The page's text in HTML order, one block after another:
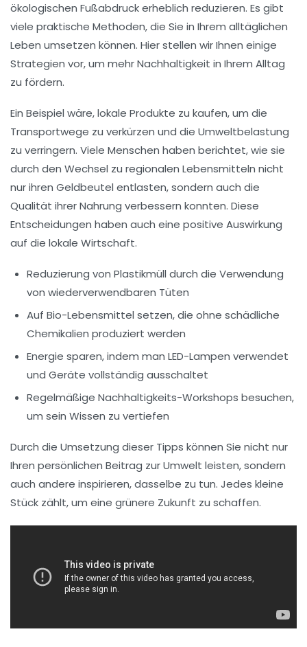
ökologischen Fußabdruck erheblich reduzieren. Es gibt
viele praktische Methoden, die Sie in Ihrem alltäglichen
Leben umsetzen können. Hier stellen wir Ihnen einige
Strategien vor, um mehrNachhaltigkeit in Ihrem Alltag
zu fördern.
Ein Beispiel wäre, lokale Produkte zu kaufen, um die
Transportwege zu verkürzen und die Umweltbelastung
zu verringern. Viele Menschen haben berichtet, wie sie
durch den Wechsel zu regionalen Lebensmitteln nicht
nur ihren Geldbeutel entlasten, sondern auch die
Qualität ihrer Nahrung verbessern konnten. Diese
Entscheidungen haben auch eine positive Auswirkung
auf die lokale Wirtschaft.
Reduzierung von Plastikmüll durch die Verwendung
von wiederverwendbaren Tüten
Auf Bio-Lebensmittel setzen, die ohne schädliche
Chemikalien produziert werden
Energie sparen, indem man LED-Lampen verwendet
und Geräte vollständig ausschaltet
Regelmäßige Nachhaltigkeits-Workshops besuchen,
um sein Wissen zu vertiefen
Durch die Umsetzung dieser Tipps können Sie nicht nur
Ihren persönlichen Beitrag zurUmwelt leisten, sondern
auch andere inspirieren, dasselbe zu tun. Jedes kleine
Stück zählt, um eine grünere Zukunft zu schaffen.